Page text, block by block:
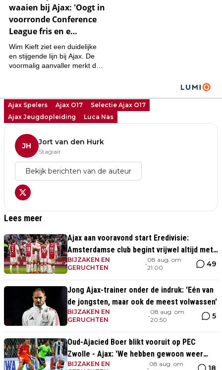
Ajax Spelers Ajax O17
Selectie Ajax O17
Ajax Jeugdopleiding
Luca Nas
JH Jort van den Hurk
Stagiair
Bekijk berichten van de auteur
Lees meer
Ajax aan vooravond start Eredivisie:
Amsterdamse club begint vrijwel altijd met
zege
BIJZAKEN EN
GERUCHTEN
•
08 aug. om
21:00
49
Jong Ajax-trainer onder de indruk: 'Eén van
de jongsten, maar ook de meest volwassen'
BIJZAKEN EN
GERUCHTEN
•
08 aug. om
20:50
5
Oud-Ajacied Boer blikt vooruit op PEC
Zwolle - Ajax: 'We hebben gewoon weer
kans tegen Ajax'
BIJZAKEN EN
•
08 aug. om
18